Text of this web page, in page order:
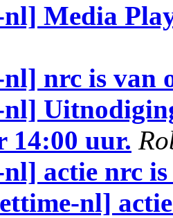
Media
nrc is van
14:00 uur.
actie nrc is
nl]